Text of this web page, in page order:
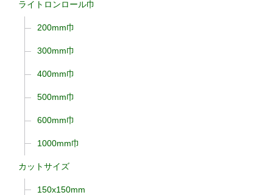
ライトロンロール巾
200mm巾
300mm巾
400mm巾
500mm巾
600mm巾
1000mm巾
カットサイズ
150x150mm